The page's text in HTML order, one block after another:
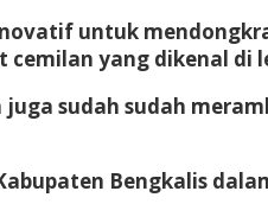
untuk
yang dikenal di
sudah sudah
Bengkalis